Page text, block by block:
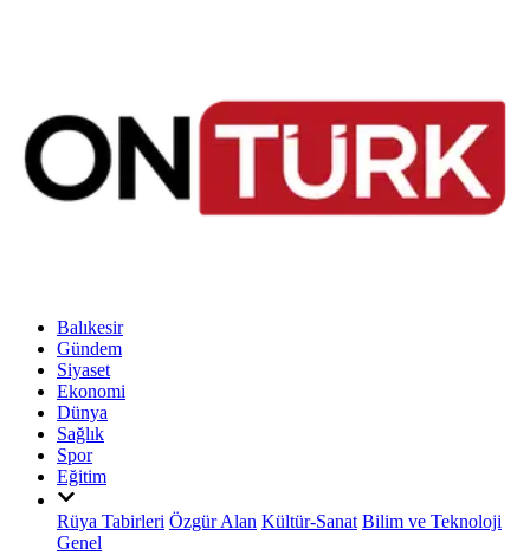
Balıkesir
Gündem
Siyaset
Ekonomi
Dünya
Sağlık
Spor
Eğitim
Rüya Tabirleri Özgür Alan Kültür-Sanat Bilim ve Teknoloji
Genel